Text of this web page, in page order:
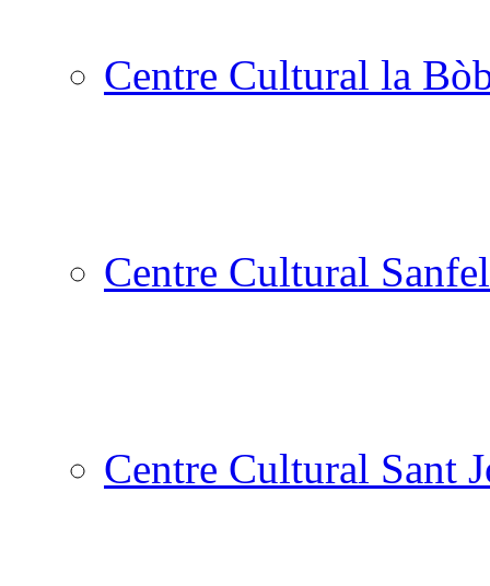
Centre Cultural la
Centre Cultural
Centre Cultural Sant